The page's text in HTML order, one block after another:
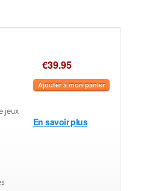
jeux
€39.95
Ajouter à mon panier
En savoir plus